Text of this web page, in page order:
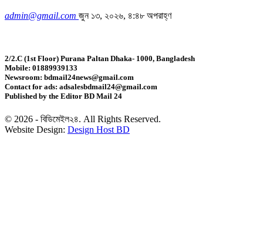
admin@gmail.com জুন ১৩, ২০২৬, ৪:৪৮ অপরাহ্ণ
2/2.C (1st Floor) Purana Paltan Dhaka- 1000, Bangladesh
Mobile: 01889939133
Newsroom: bdmail24news@gmail.com
Contact for ads: adsalesbdmail24@gmail.com
Published by the Editor BD Mail 24
© 2026 - বিডিমেইল২৪. All Rights Reserved.
Website Design: Design Host BD